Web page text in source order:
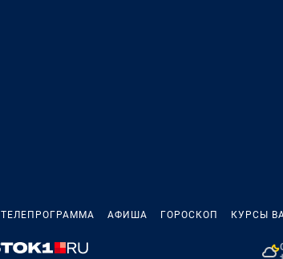
ТЕЛЕПРОГРАММА АФИША ГОРОСКОП КУРСЫ